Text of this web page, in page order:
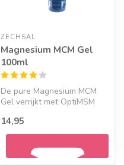
ZECHSAL
Magnesium MCM Gel
100ml
De pure Magnesium MCM
Gel verrijkt met OptiMSM
ondersteuning en h...
14,95